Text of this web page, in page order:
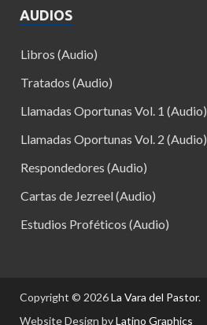
AUDIOS
Libros (Audio)
Tratados (Audio)
Llamadas Oportunas Vol. 1 (Audio)
Llamadas Oportunas Vol. 2 (Audio)
Respondedores (Audio)
Cartas de Jezreel (Audio)
Estudios Proféticos (Audio)
Copyright © 2026La Vara del Pastor.
Website Design byLatino Graphics